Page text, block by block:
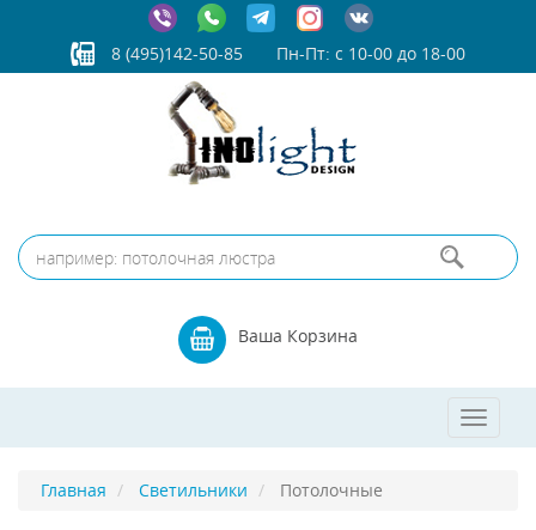
8 (495)142-50-85 Пн-Пт: с 10-00 до 18-00
Ваша Корзина
Toggle
Главная Светильники Потолочные